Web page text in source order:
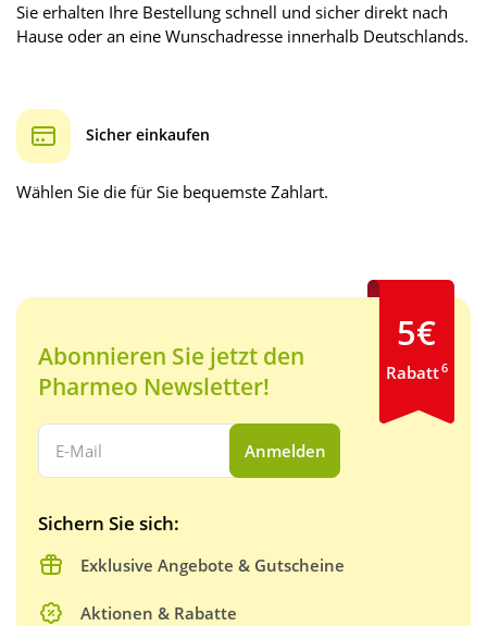
Sie erhalten Ihre Bestellung schnell und sicher direkt nach
Hause oder an eine Wunschadresse innerhalb Deutschlands.
Sicher einkaufen
Wählen Sie die für Sie bequemste Zahlart.
Abonnieren Sie jetzt den
Pharmeo Newsletter!
Ihre E-Mail Adresse:
Anmelden
Sichern Sie sich:
Exklusive Angebote & Gutscheine
Aktionen & Rabatte
5€
Rabatt6